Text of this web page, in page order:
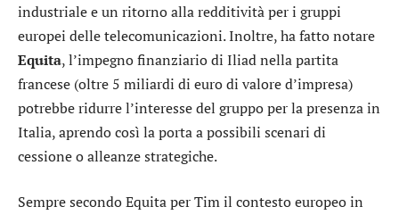
industriale e un ritorno alla redditività per i gruppi
europei delle telecomunicazioni. Inoltre, ha fatto notare
Equita, l’impegno finanziario di Iliad nella partita
francese (oltre 5 miliardi di euro di valore d’impresa)
potrebbe ridurre l’interesse del gruppo per la presenza in
Italia, aprendo così la porta a possibili scenari di
cessione o alleanze strategiche.
Sempre secondo Equita per Tim il contesto europeo in